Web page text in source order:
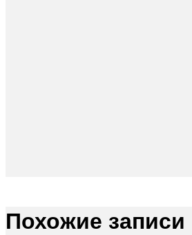
Похожие записи